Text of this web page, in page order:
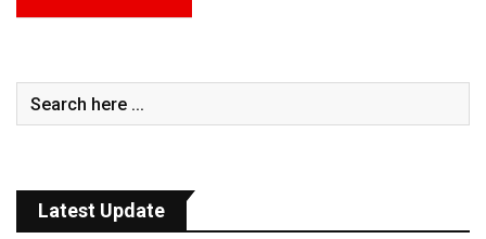
Latest Update